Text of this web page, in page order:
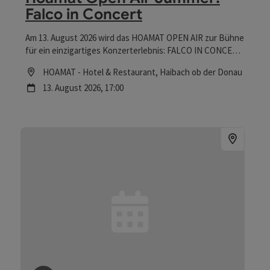
Falco in Concert
Am 13. August 2026 wird das HOAMAT OPEN AIR zur Bühne
für ein einzigartiges Konzerterlebnis: FALCO IN CONCERT
hat die Musikwelt so geprägt wie Falco – seine Songs sind
bis heute Kult, seine Aura unerreicht. Mit diesem
Location
HOAMAT - Hotel & Restaurant, Haibach ob der Donau
Nächster Termin
13. August 2026, 17:00